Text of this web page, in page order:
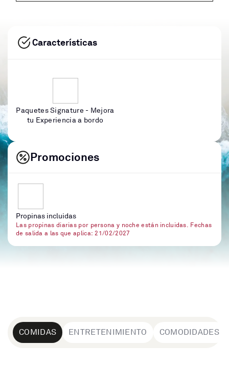
Características
Paquetes Signature - Mejora
tu Experiencia a bordo
Promociones
Propinas incluidas
Las propinas diarias por persona y noche están incluidas. Fechas
de salida a las que aplica: 21/02/2027
COMIDAS ENTRETENIMIENTO COMODIDADES